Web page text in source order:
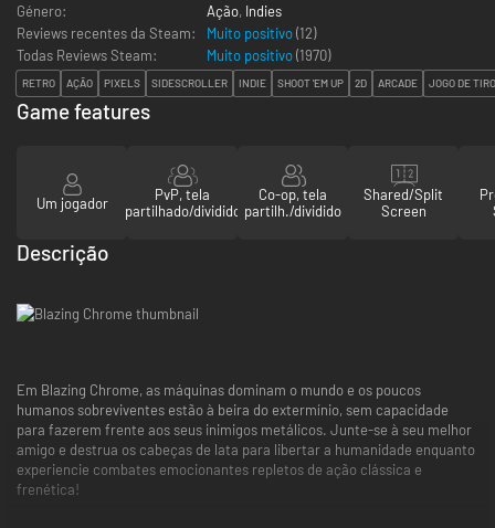
Género:
Ação, Indies
Reviews recentes da Steam:
Muito positivo(12)
Todas Reviews Steam:
Muito positivo(1970)
RETRO AÇÃO PIXELS SIDESCROLLER INDIE SHOOT 'EM UP 2D ARCADE JOGO DE
Game features
Um jogador
PvP, tela
partilhado/dividido
Co-op, tela
partilh./dividido
Shared/Split
Screen
Descrição
Em Blazing Chrome, as máquinas dominam o mundo e os poucos
humanos sobreviventes estão à beira do extermínio, sem capacidade
para fazerem frente aos seus inimigos metálicos. Junte-se à seu melhor
amigo e destrua os cabeças de lata para libertar a humanidade enquanto
experiencie combates emocionantes repletos de ação clássica e
frenética!